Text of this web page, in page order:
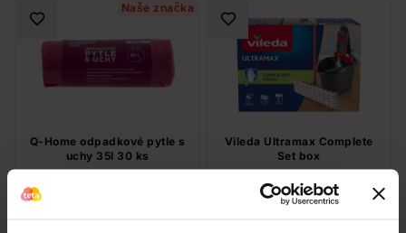
Naše značka
Q-Home odpadkové pytle s
uchy 35l 30 ks
Vileda Ultramax Complete
Set box
699,00 Kč